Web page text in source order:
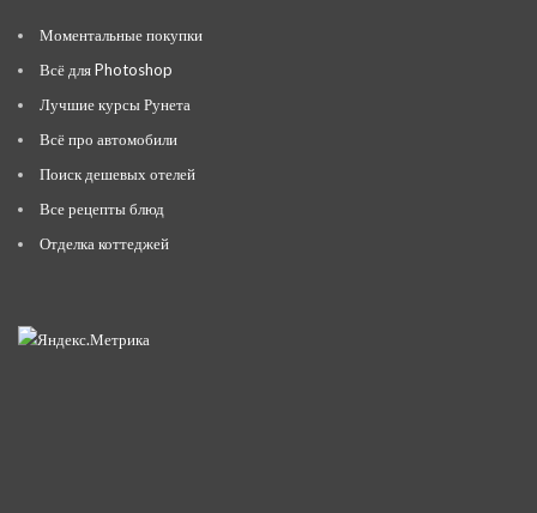
Моментальные покупки
Всё для Photoshop
Лучшие курсы Рунета
Всё про автомобили
Поиск дешевых отелей
Все рецепты блюд
Отделка коттеджей